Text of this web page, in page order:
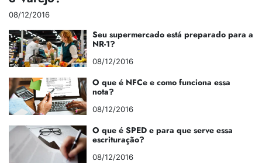
08/12/2016
Seu supermercado está preparado para a
NR-1?
08/12/2016
O que é NFCe e como funciona essa
nota?
08/12/2016
O que é SPED e para que serve essa
escrituração?
08/12/2016